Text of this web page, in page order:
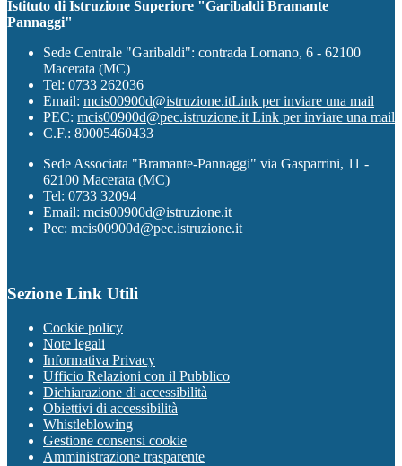
Istituto di Istruzione Superiore "Garibaldi Bramante
Pannaggi"
Sede Centrale "Garibaldi": contrada Lornano, 6 - 62100
Macerata (MC)
Tel: 0733 262036
Email: mcis00900d@istruzione.itLink per inviare una mail
PEC: mcis00900d@pec.istruzione.it Link per inviare una mail
C.F.: 80005460433
Sede Associata "Bramante-Pannaggi" via Gasparrini, 11 -
62100 Macerata (MC)
Tel: 0733 32094
Email: mcis00900d@istruzione.it
Pec: mcis00900d@pec.istruzione.it
Sezione Link Utili
Cookie policy
Note legali
Informativa Privacy
Ufficio Relazioni con il Pubblico
Dichiarazione di accessibilità
Obiettivi di accessibilità
Whistleblowing
Gestione consensi cookie
Amministrazione trasparente